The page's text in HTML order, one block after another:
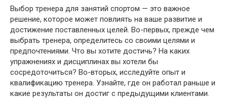
Выбор тренера для занятий спортом — это важное
решение, которое может повлиять на ваше развитие и
достижение поставленных целей. Во-первых, прежде чем
выбрать тренера, определитесь со своими целями и
предпочтениями. Что вы хотите достичь? На каких
упражнениях и дисциплинах вы хотели бы
сосредоточиться? Во-вторых, исследуйте опыт и
квалификацию тренера. Узнайте, где он работал раньше и
какие результаты он достиг с предыдущими клиентами.